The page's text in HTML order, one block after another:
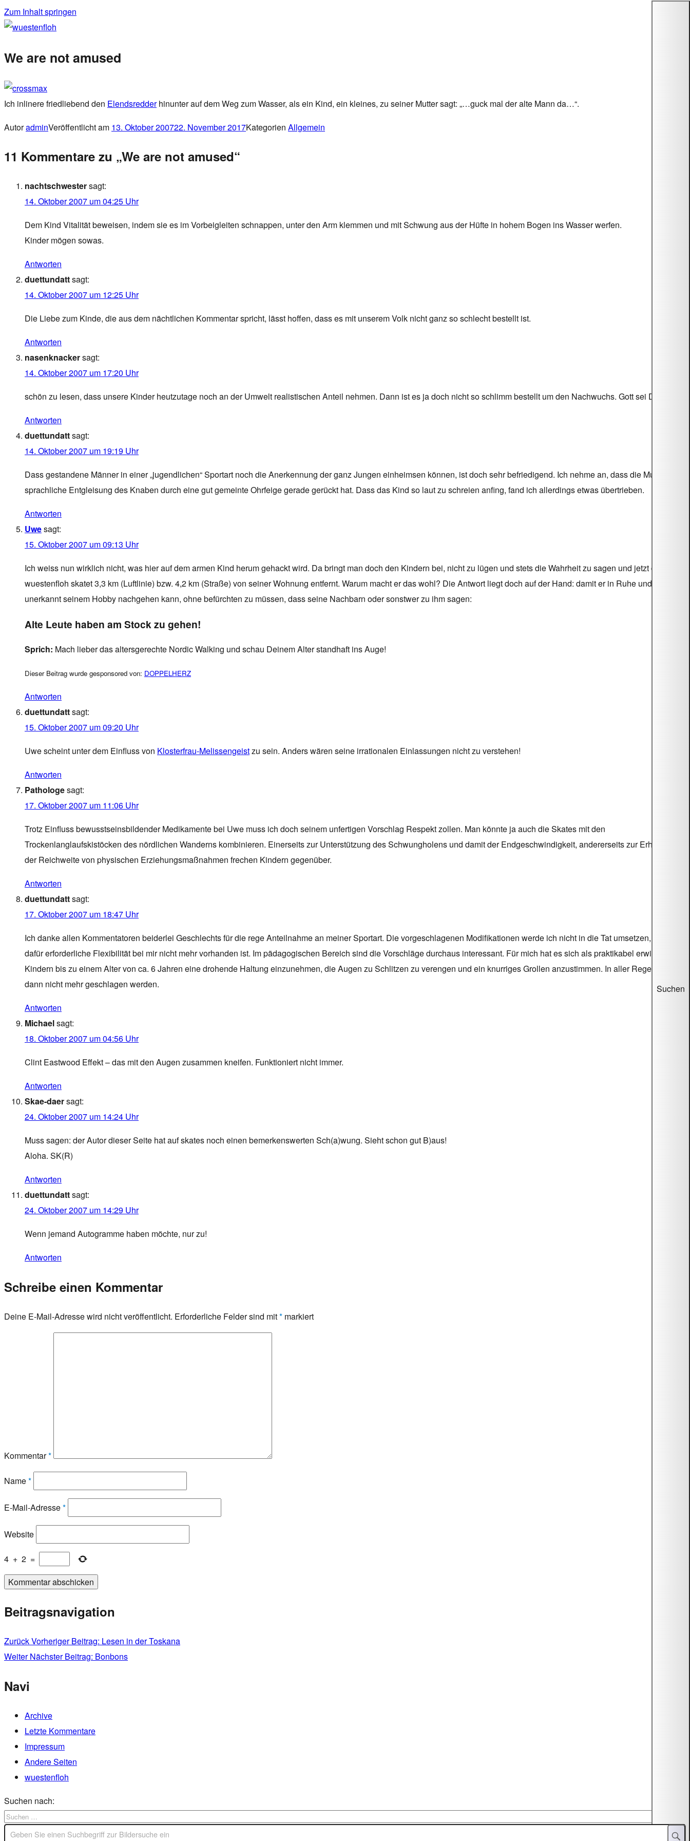
Zum Inhalt springen
wuestenfloh
We are not amused
Ich inlinere friedliebend den Elendsredderhinunter auf dem Weg zum Wasser, als ein Kind, ein kleines, zu seiner Mutter sagt: „…guck mal der alte Mann da…“.
AutoradminVeröffentlicht am 13. Oktober 200722. November 2017Kategorien Allgemein
11 Kommentare zu „We are not amused“
nachtschwestersagt:
14. Oktober 2007 um 04:25 Uhr
Dem Kind Vitalität beweisen, indem sie es im Vorbeigleiten schnappen, unter den Arm klemmen und mit Schwung aus der Hüfte in hohem Bogen ins Wasser werfen.
Kinder mögen sowas.
Antworten
duettundattsagt:
14. Oktober 2007 um 12:25 Uhr
Die Liebe zum Kinde, die aus dem nächtlichen Kommentar spricht, lässt hoffen, dass es mit unserem Volk nicht ganz so schlecht bestellt ist.
Antworten
nasenknackersagt:
14. Oktober 2007 um 17:20 Uhr
schön zu lesen, dass unsere Kinder heutzutage noch an der Umwelt realistischen Anteil nehmen. Dann ist es ja doch nicht so schlimm bestellt um den Nachwuchs. Gott sei Dank!
Antworten
duettundattsagt:
14. Oktober 2007 um 19:19 Uhr
Dass gestandene Männer in einer „jugendlichen“ Sportart noch die Anerkennung der ganz Jungen einheimsen können, ist doch sehr befriedigend. Ich nehme an, dass die Mutter die
sprachliche Entgleisung des Knaben durch eine gut gemeinte Ohrfeige gerade gerückt hat. Dass das Kind so laut zu schreien anfing, fand ich allerdings etwas übertrieben.
Antworten
Uwesagt:
15. Oktober 2007 um 09:13 Uhr
Ich weiss nun wirklich nicht, was hier auf dem armen Kind herum gehackt wird. Da bringt man doch den Kindern bei, nicht zu lügen und stets die Wahrheit zu sagen und jetzt das!
wuestenfloh skatet 3,3 km (Luftlinie) bzw. 4,2 km (Straße) von seiner Wohnung entfernt. Warum macht er das wohl? Die Antwort liegt doch auf der Hand: damit er in Ruhe und
unerkannt seinem Hobby nachgehen kann, ohne befürchten zu müssen, dass seine Nachbarn oder sonstwer zu ihm sagen:
Alte Leute haben am Stock zu gehen!
Sprich: Mach lieber das altersgerechte Nordic Walking und schau Deinem Alter standhaft ins Auge!
Dieser Beitrag wurde gesponsored von: DOPPELHERZ
Antworten
duettundattsagt:
15. Oktober 2007 um 09:20 Uhr
Uwe scheint unter dem Einfluss von Klosterfrau-Melissengeistzu sein. Anders wären seine irrationalen Einlassungen nicht zu verstehen!
Antworten
Pathologesagt:
17. Oktober 2007 um 11:06 Uhr
Trotz Einfluss bewusstseinsbildender Medikamente bei Uwe muss ich doch seinem unfertigen Vorschlag Respekt zollen. Man könnte ja auch die Skates mit den
Trockenlanglaufskistöcken des nördlichen Wanderns kombinieren. Einerseits zur Unterstützung des Schwungholens und damit der Endgeschwindigkeit, andererseits zur Erhöhung
der Reichweite von physischen Erziehungsmaßnahmen frechen Kindern gegenüber.
Antworten
duettundattsagt:
17. Oktober 2007 um 18:47 Uhr
Ich danke allen Kommentatoren beiderlei Geschlechts für die rege Anteilnahme an meiner Sportart. Die vorgeschlagenen Modifikationen werde ich nicht in die Tat umsetzen, weil die
dafür erforderliche Flexibilität bei mir nicht mehr vorhanden ist. Im pädagogischen Bereich sind die Vorschläge durchaus interessant. Für mich hat es sich als praktikabel erwiesen, bei
Kindern bis zu einem Alter von ca. 6 Jahren eine drohende Haltung einzunehmen, die Augen zu Schlitzen zu verengen und ein knurriges Grollen anzustimmen. In aller Regel muss
dann nicht mehr geschlagen werden.
Antworten
Michaelsagt:
18. Oktober 2007 um 04:56 Uhr
Clint Eastwood Effekt – das mit den Augen zusammen kneifen. Funktioniert nicht immer.
Antworten
Skae-daersagt:
24. Oktober 2007 um 14:24 Uhr
Muss sagen: der Autor dieser Seite hat auf skates noch einen bemerkenswerten Sch(a)wung. Sieht schon gut B)aus!
Aloha. SK(R)
Antworten
duettundattsagt:
24. Oktober 2007 um 14:29 Uhr
Wenn jemand Autogramme haben möchte, nur zu!
Antworten
Schreibe einen Kommentar
Deine E-Mail-Adresse wird nicht veröffentlicht. Erforderliche Felder sind mit* markiert
Kommentar*
Name*
E-Mail-Adresse*
Website
4 + 2 =
Beitragsnavigation
ZurückVorheriger Beitrag: Lesen in der Toskana
Weiter Nächster Beitrag: Bonbons
Navi
Archive
Letzte Kommentare
Impressum
Andere Seiten
wuestenfloh
Suchen nach:
Suchen